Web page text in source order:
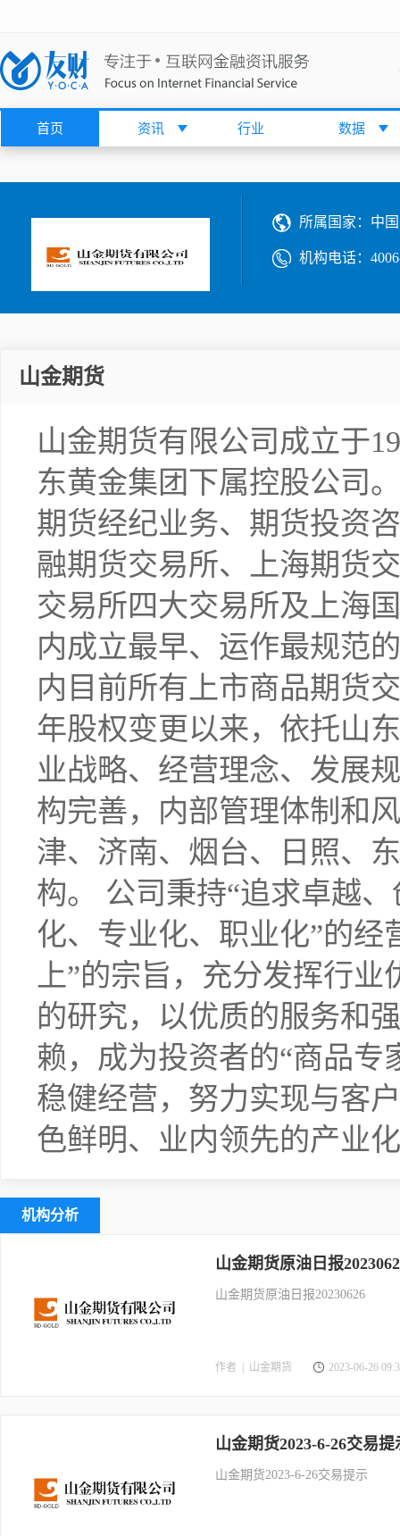
首页 资讯 行业 数据
所属国家： 中国
机构电话：
山金期货
山金期货有限公司成立于
东黄金集团下属控股公司
期货经纪业务、期货投资
融期货交易所、上海期货
交易所四大交易所及上海
内成立最早、运作最规范
内目前所有上市商品期货
年股权变更以来，依托山
业战略、经营理念、发展
构完善，内部管理体制和
津、济南、烟台、日照、
构。 公司秉持“追求卓越
化、专业化、职业化”的经
上”的宗旨，充分发挥行
的研究，以优质的服务和
赖，成为投资者的“商品专
稳健经营，努力实现与客
色鲜明、业内领先的产业
机构分析
山金期货原油日报
山金期货原油日报20230626
作者 | 山金期货 2023-06-26
山金期货2023-6-26交易提
山金期货2023-6-26交易提示